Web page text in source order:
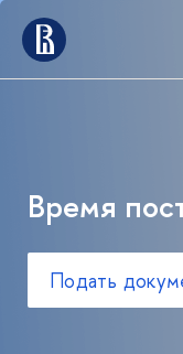
Время
Подать